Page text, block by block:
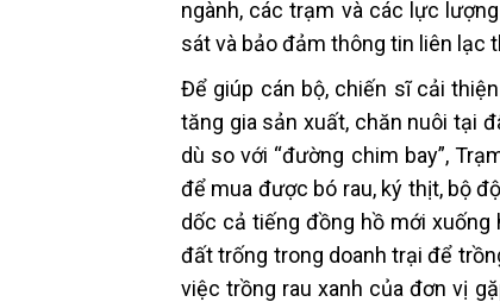
ngành, các trạm và các lực
sát và bảo đảm thông tin liên lạc
Để giúp cán bộ, chiến sĩ cải
tăng gia sản xuất, chăn nuôi tại
dù so với “đường chim bay”,
để mua được bó rau, ký thịt, bộ
dốc cả tiếng đồng hồ mới
đất trống trong doanh trại để
việc trồng rau xanh của đơn vị